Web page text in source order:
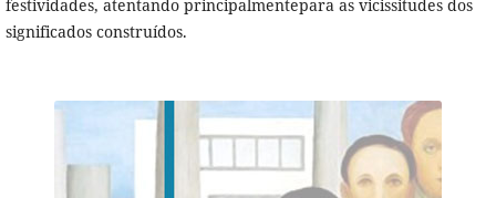
festividades, atentando principalmentepara as vicissitudes dos
significados construídos.